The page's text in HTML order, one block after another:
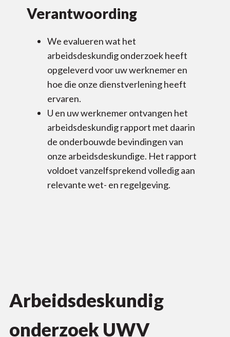
Verantwoording
We evalueren wat het
arbeidsdeskundig onderzoek heeft
opgeleverd voor uw werknemer en
hoe die onze dienstverlening heeft
ervaren.
U en uw werknemer ontvangen het
arbeidsdeskundig rapport met daarin
de onderbouwde bevindingen van
onze arbeidsdeskundige. Het rapport
voldoet vanzelfsprekend volledig aan
relevante wet- en regelgeving.
Arbeidsdeskundig
onderzoek UWV